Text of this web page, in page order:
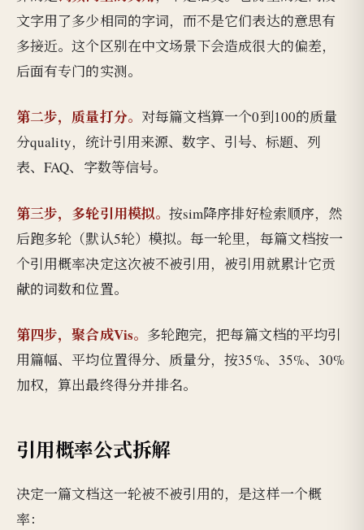
文字用了多少相同的字词，而不是它们表达的意思有
多接近。这个区别在中文场景下会造成很大的偏差，
后面有专门的实测。
第二步，质量打分。 对每篇文档算一个0到100的质量
分quality，统计引用来源、数字、引号、标题、列
表、FAQ、字数等信号。
第三步，多轮引用模拟。 按sim降序排好检索顺序，然
后跑多轮（默认5轮）模拟。每一轮里，每篇文档按一
个引用概率决定这次被不被引用，被引用就累计它贡
献的词数和位置。
第四步，聚合成Vis。 多轮跑完，把每篇文档的平均引
用篇幅、平均位置得分、质量分，按35%、35%、30%
加权，算出最终得分并排名。
引用概率公式拆解
决定一篇文档这一轮被不被引用的，是这样一个概
率：